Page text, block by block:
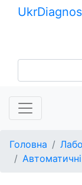
Ukr
Головна